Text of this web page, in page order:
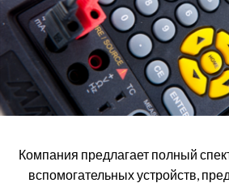
Компания предлагает полный
вспомогательных устройств,